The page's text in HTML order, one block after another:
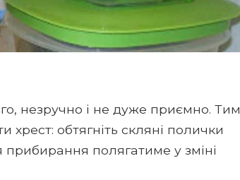
незручно і не дуже приємно. Тим
обтягніть скляні полички
полягатиме у зміні